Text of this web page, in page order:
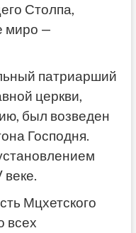
Столпа,
миро —
патриарший
церкви,
был возведен
Господня.
веке.
Мцхетского
всех